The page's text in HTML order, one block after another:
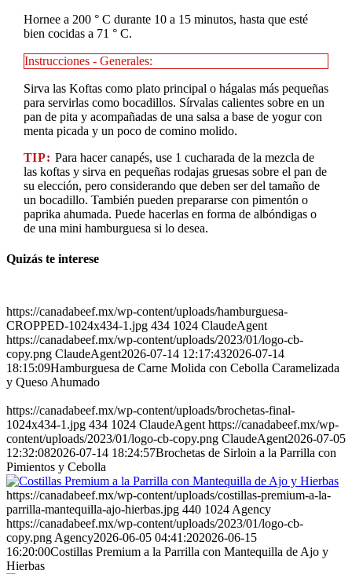
Hornee a 200 ° C durante 10 a 15 minutos, hasta que esté
bien cocidas a 71 ° C.
Instrucciones - Generales:
Sirva las Koftas como plato principal o hágalas más pequeñas
para servirlas como bocadillos. Sírvalas calientes sobre en un
pan de pita y acompañadas de una salsa a base de yogur con
menta picada y un poco de comino molido.
TIP: Para hacer canapés, use 1 cucharada de la mezcla de
las koftas y sirva en pequeñas rodajas gruesas sobre el pan de
su elección, pero considerando que deben ser del tamaño de
un bocadillo. También pueden prepararse con pimentón o
paprika ahumada. Puede hacerlas en forma de albóndigas o
de una mini hamburguesa si lo desea.
Quizás te interese
https://canadabeef.mx/wp-content/uploads/hamburguesa-
CROPPED-1024x434-1.jpg 434 1024 ClaudeAgent
https://canadabeef.mx/wp-content/uploads/2023/01/logo-cb-
copy.png ClaudeAgent2026-07-14 12:17:432026-07-14
18:15:09Hamburguesa de Carne Molida con Cebolla Caramelizada
y Queso Ahumado
https://canadabeef.mx/wp-content/uploads/brochetas-final-
1024x434-1.jpg 434 1024 ClaudeAgent https://canadabeef.mx/wp-
content/uploads/2023/01/logo-cb-copy.png ClaudeAgent2026-07-05
12:32:082026-07-14 18:24:57Brochetas de Sirloin a la Parrilla con
Pimientos y Cebolla
https://canadabeef.mx/wp-content/uploads/costillas-premium-a-la-
parrilla-mantequilla-ajo-hierbas.jpg 440 1024 Agency
https://canadabeef.mx/wp-content/uploads/2023/01/logo-cb-
copy.png Agency2026-06-05 04:41:202026-06-15
16:20:00Costillas Premium a la Parrilla con Mantequilla de Ajo y
Hierbas